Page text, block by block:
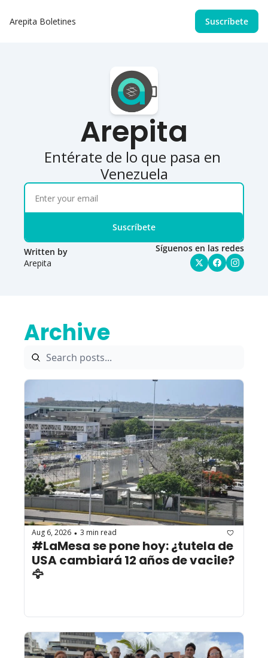
Arepita Boletines Suscríbete
Arepita
Entérate de lo que pasa en
Venezuela
Suscríbete
Written by
Arepita
Síguenos en las redes
Archive
Aug 6, 2026 • 3 min read
#LaMesa se pone hoy: ¿tutela de
USA cambiará 12 años de vacile?
🦅